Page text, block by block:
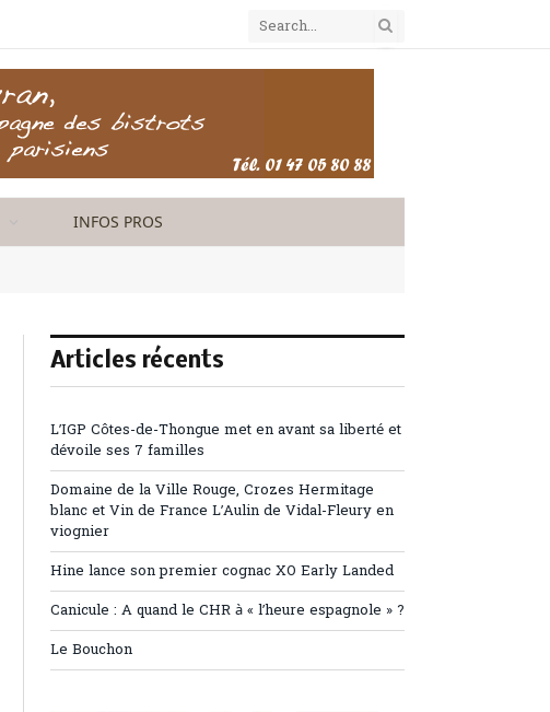
INFOS PROS
Articles récents
L’IGP Côtes-de-Thongue met en avant sa liberté et
dévoile ses 7 familles
Domaine de la Ville Rouge, Crozes Hermitage
blanc et Vin de France L’Aulin de Vidal-Fleury en
viognier
Hine lance son premier cognac XO Early Landed
Canicule : A quand le CHR à « l’heure espagnole » ?
Le Bouchon